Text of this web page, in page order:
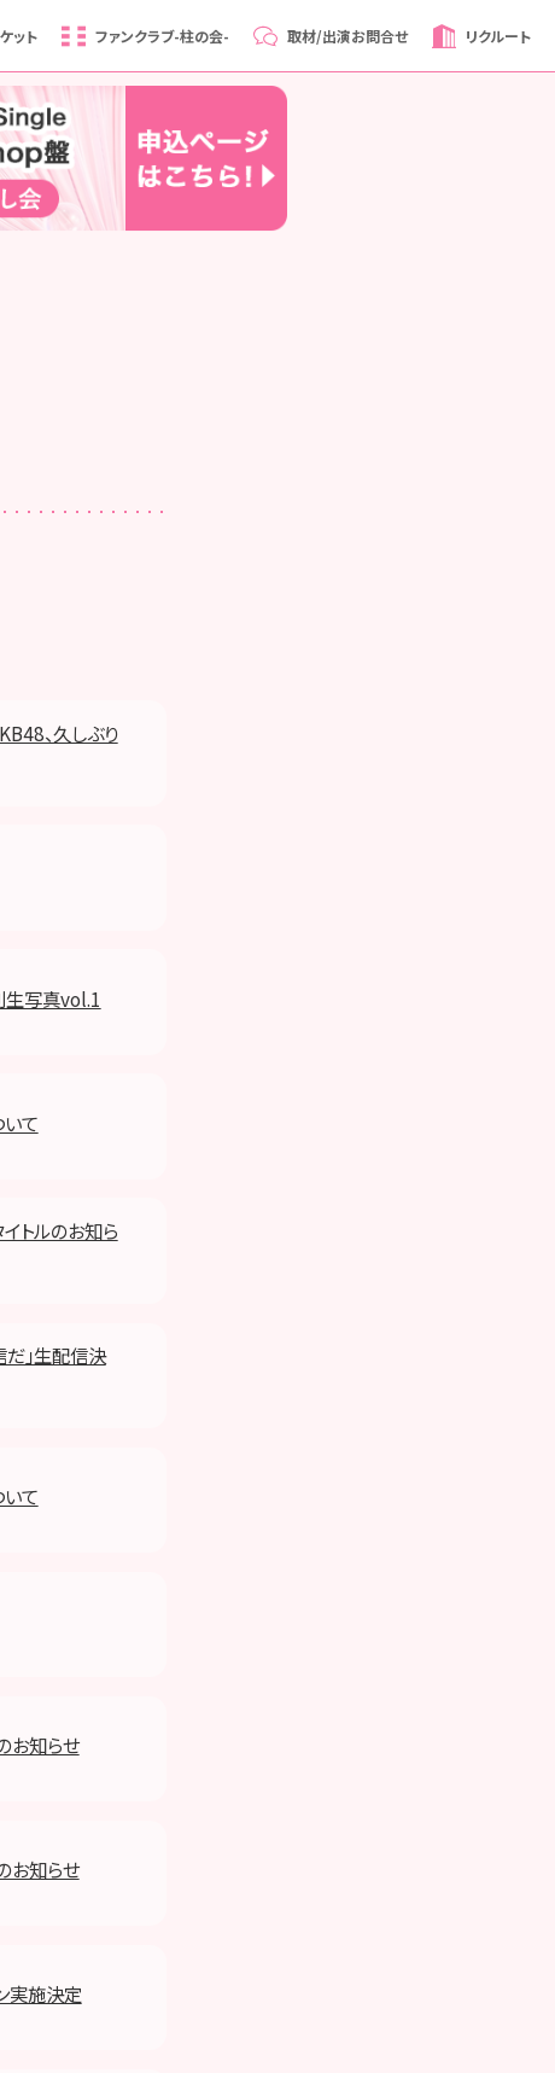
ット ファンクラブ-柱の会- 取材/出演お問合せ リクルート
、久しぶり
生写真vol.1
て
トルのお知ら
だ」生配信決
て
お知らせ
お知らせ
実施決定